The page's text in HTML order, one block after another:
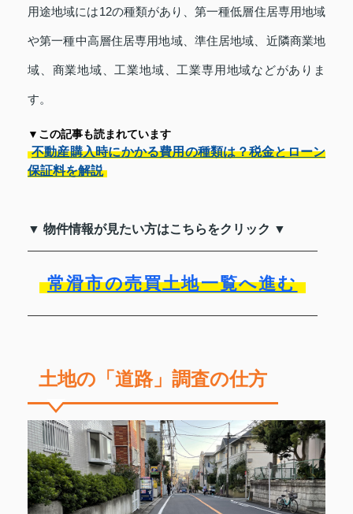
用途地域には12の種類があり、第一種低層住居専用地域
や第一種中高層住居専用地域、準住居地域、近隣商業地
域、商業地域、工業地域、工業専用地域などがありま
す。
▼この記事も読まれています
不動産購入時にかかる費用の種類は？税金とローン
保証料を解説
▼ 物件情報が見たい方はこちらをクリック ▼
常滑市の売買土地一覧へ進む
土地の「道路」調査の仕方